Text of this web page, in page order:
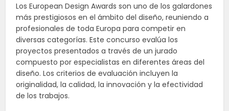
Los European Design Awards son uno de los galardones
más prestigiosos en el ámbito del diseño, reuniendo a
profesionales de toda Europa para competir en
diversas categorías. Este concurso evalúa los
proyectos presentados a través de un jurado
compuesto por especialistas en diferentes áreas del
diseño. Los criterios de evaluación incluyen la
originalidad, la calidad, la innovación y la efectividad
de los trabajos.